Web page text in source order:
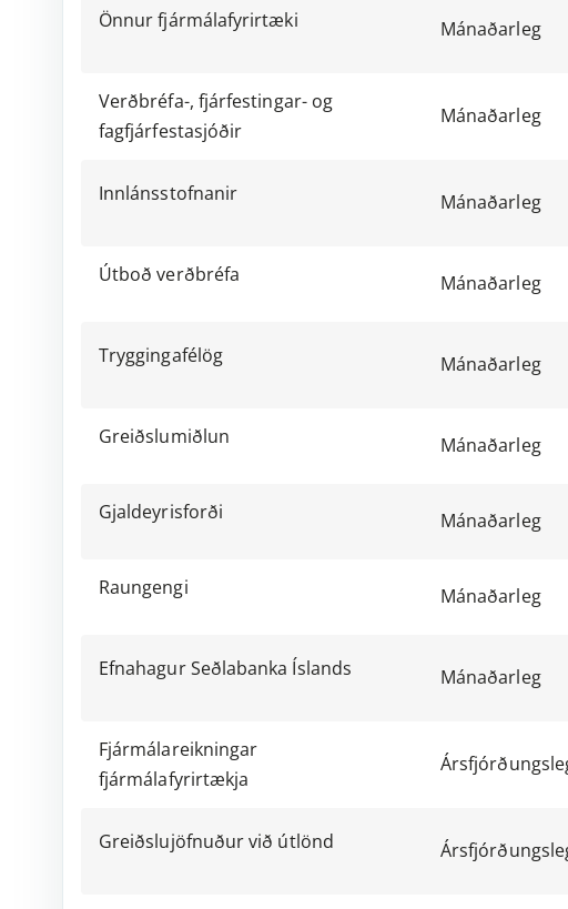
Önnur fjármálafyrirtæki Mánaðarleg
Verðbréfa-, fjárfestingar- og
fagfjárfestasjóðir
Mánaðarleg
Innlánsstofnanir Mánaðarleg
Útboð verðbréfa Mánaðarleg
Tryggingafélög Mánaðarleg
Greiðslumiðlun Mánaðarleg
Gjaldeyrisforði Mánaðarleg
Raungengi Mánaðarleg
Efnahagur Seðlabanka Íslands Mánaðarleg
Fjármálareikningar
fjármálafyrirtækja
Greiðslujöfnuður við útlönd